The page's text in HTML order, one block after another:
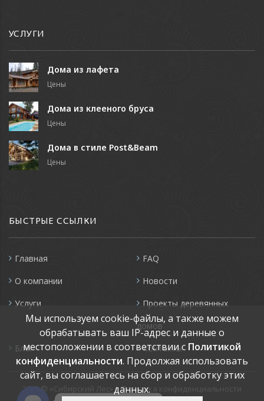
УСЛУГИ
Дома из лафета
Цены
Дома из клееного бруса
Цены
Дома в стиле Post&Beam
Цены
БЫСТРЫЕ ССЫЛКИ
Главная
FAQ
О компании
Новости
Услуги
Проекты деревянных
домов
Блог
Контакты
2026© «Сибирский Лес» |Политика конфиденциальности
Мы используем cookie-файлы, а также можем
обрабатывать ваш IP-адрес и данные о
местоположении в соответствии с Политикой
конфиденциальности. Продолжая использовать
сайт, вы соглашаетесь на сбор и обработку этих
данных.